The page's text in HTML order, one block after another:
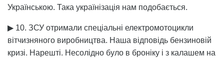
Українською. Така українізація нам подобається.
▶ 10. ЗСУ отримали спеціальні електромотоцикли
вітчизняного виробництва. Наша відповідь бензиновій
кризі. Нарешті. Несолідно було в броніку і з калашем на